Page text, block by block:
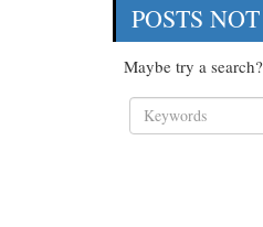
POSTS
Maybe try a search?